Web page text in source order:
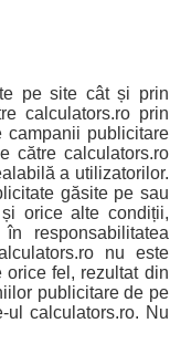
pe site cât și prin
calculators.ro prin
campanii publicitare
către calculators.ro
a utilizatorilor.
găsite pe sau
orice alte condiții,
responsabilitatea
nu este
fel, rezultat din
publicitare de pe
ul calculators.ro. Nu